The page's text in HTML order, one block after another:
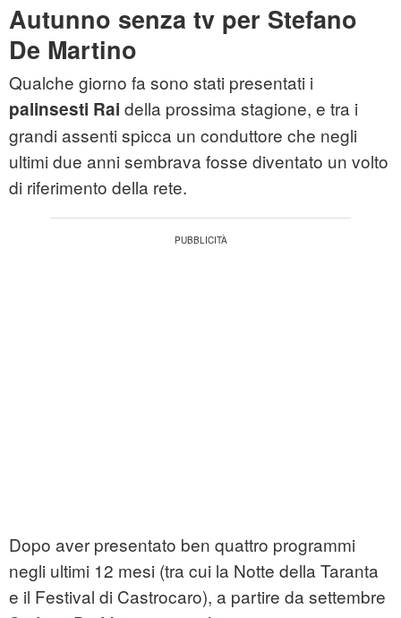
Autunno senza tv per Stefano
De Martino
Qualche giorno fa sono stati presentati i
palinsesti Rai della prossima stagione, e tra i
grandi assenti spicca un conduttore che negli
ultimi due anni sembrava fosse diventato un volto
di riferimento della rete.
Dopo aver presentato ben quattro programmi
negli ultimi 12 mesi (tra cui la Notte della Taranta
e il Festival di Castrocaro), a partire da settembre